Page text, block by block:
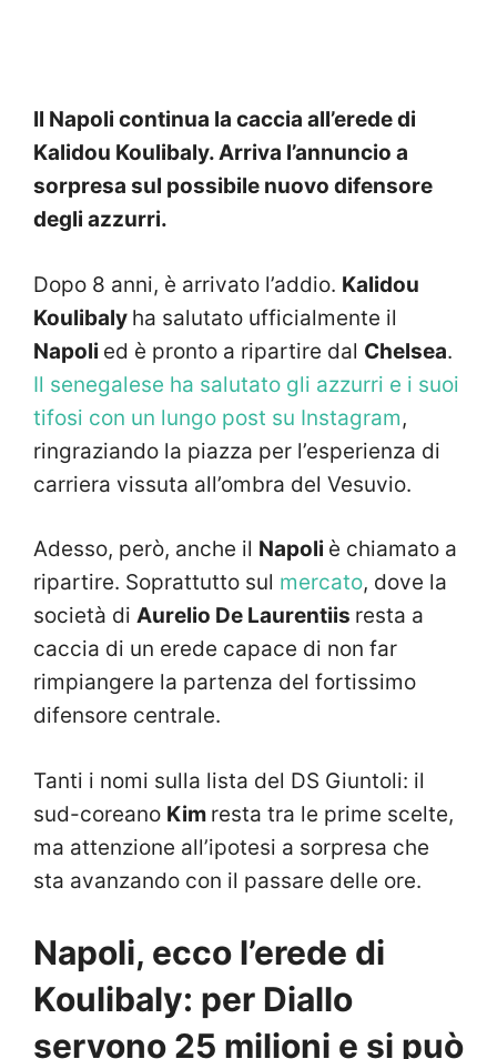
Il Napoli continua la caccia all’erede di
Kalidou Koulibaly. Arriva l’annuncio a
sorpresa sul possibile nuovo difensore
degli azzurri.
Dopo 8 anni, è arrivato l’addio. Kalidou
Koulibaly ha salutato ufficialmente il
Napoli ed è pronto a ripartire dal Chelsea.
Il senegalese ha salutato gli azzurri e i suoi
tifosi con un lungo post su Instagram,
ringraziando la piazza per l’esperienza di
carriera vissuta all’ombra del Vesuvio.
Adesso, però, anche il Napoli è chiamato a
ripartire. Soprattutto sul mercato, dove la
società di Aurelio De Laurentiis resta a
caccia di un erede capace di non far
rimpiangere la partenza del fortissimo
difensore centrale.
Tanti i nomi sulla lista del DS Giuntoli: il
sud-coreano Kim resta tra le prime scelte,
ma attenzione all’ipotesi a sorpresa che
sta avanzando con il passare delle ore.
Napoli, ecco l’erede di
Koulibaly: per Diallo
servono 25 milioni e si può